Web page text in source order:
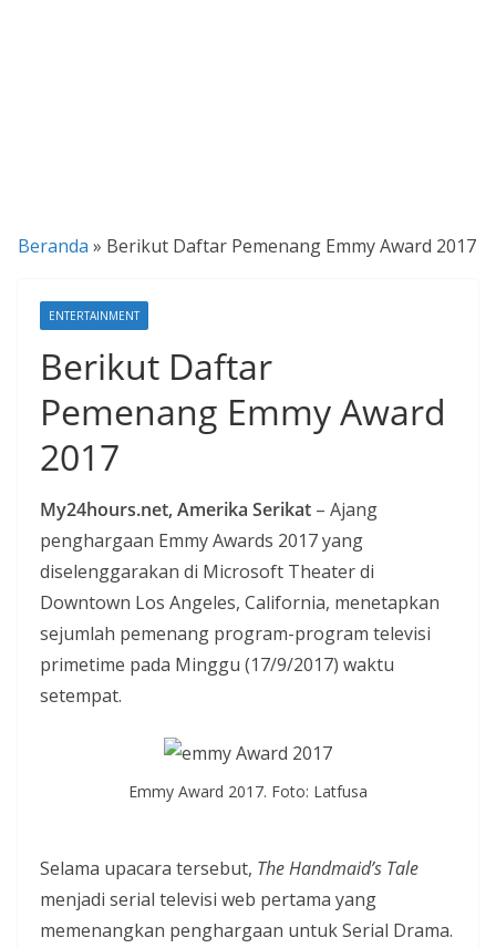
C
K
e
k
a
n
o
x
Beranda » Berikut Daftar Pemenang Emmy Award 2017
ENTERTAINMENT
Berikut Daftar
Pemenang Emmy Award
2017
My24hours.net, Amerika Serikat – Ajang
penghargaan Emmy Awards 2017 yang
diselenggarakan di Microsoft Theater di
Downtown Los Angeles, California, menetapkan
sejumlah pemenang program-program televisi
primetime pada Minggu (17/9/2017) waktu
setempat.
Emmy Award 2017. Foto: Latfusa
Selama upacara tersebut, The Handmaid’s Tale
menjadi serial televisi web pertama yang
memenangkan penghargaan untuk Serial Drama.